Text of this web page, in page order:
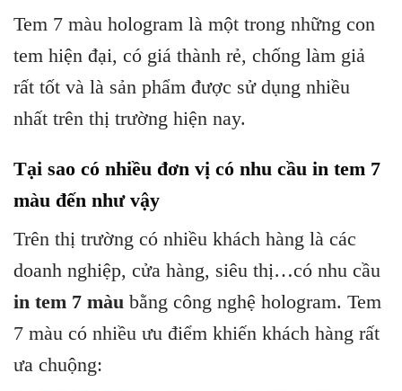
Tem 7 màu hologram là một trong những con
tem hiện đại, có giá thành rẻ, chống làm giả
rất tốt và là sản phẩm được sử dụng nhiều
nhất trên thị trường hiện nay.
Tại sao có nhiều đơn vị có nhu cầu in tem 7
màu đến như vậy
Trên thị trường có nhiều khách hàng là các
doanh nghiệp, cửa hàng, siêu thị…có nhu cầu
in tem 7 màu bằng công nghệ hologram. Tem
7 màu có nhiều ưu điểm khiến khách hàng rất
ưa chuộng: